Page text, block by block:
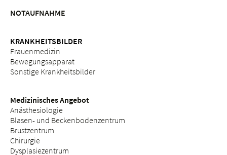
NOTAUFNAHME
KRANKHEITSBILDER
Frauenmedizin
Bewegungsapparat
Sonstige Krankheitsbilder
Medizinisches Angebot
Anästhesiologie
Blasen- und Beckenbodenzentrum
Brustzentrum
Chirurgie
Dysplasiezentrum